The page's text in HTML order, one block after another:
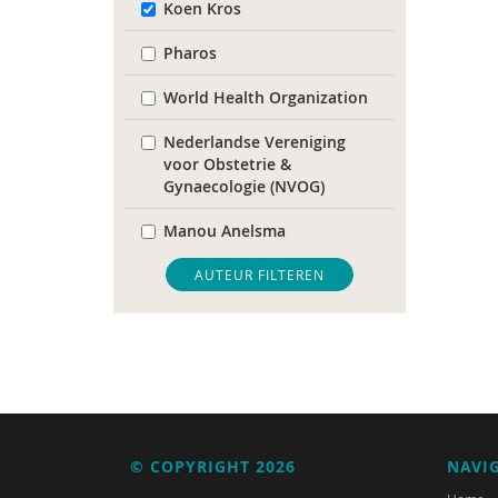
Koen Kros
Pharos
World Health Organization
Nederlandse Vereniging
voor Obstetrie &
Gynaecologie (NVOG)
Manou Anelsma
Phildy Asamoah
Mariam Badou
Dirck van Bekkum
AUTEUR FILTEREN
© COPYRIGHT 2026